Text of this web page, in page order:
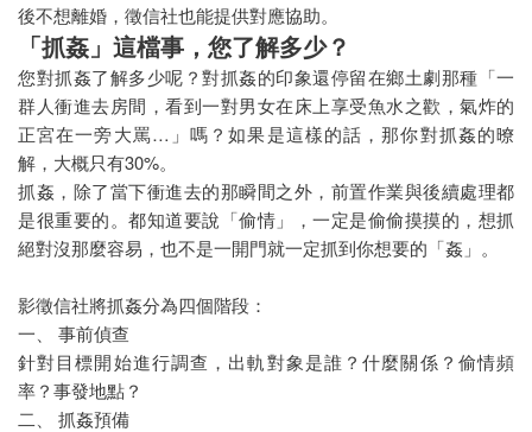
後不想離婚，徵信社也能提供對應協助。
「抓姦」這檔事，您了解多少？
您對抓姦了解多少呢？對抓姦的印象還停留在鄉土劇那種「一
群人衝進去房間，看到一對男女在床上享受魚水之歡，氣炸的
正宮在一旁大罵…」嗎？如果是這樣的話，那你對抓姦的暸
解，大概只有30%。
抓姦，除了當下衝進去的那瞬間之外，前置作業與後續處理都
是很重要的。都知道要說「偷情」，一定是偷偷摸摸的，想抓
絕對沒那麼容易，也不是一開門就一定抓到你想要的「姦」。
影徵信社將抓姦分為四個階段：
一、 事前偵查
針對目標開始進行調查，出軌對象是誰？什麼關係？偷情頻
率？事發地點？
二、 抓姦預備